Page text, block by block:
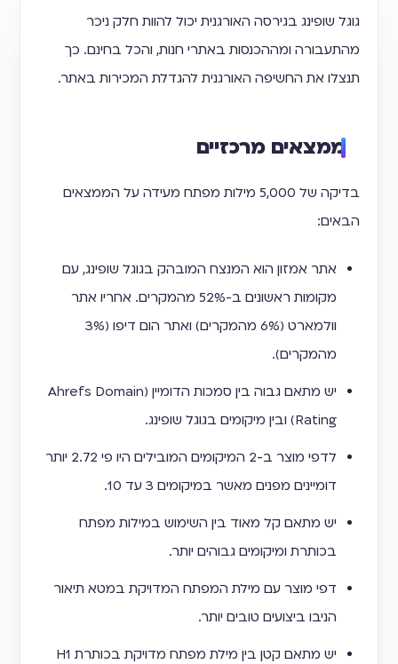
גוגל שופינג בגירסה האורגנית יכול להוות חלק ניכר
מהתעבורה ומההכנסות באתרי חנות, והכל בחינם. כך
תנצלו את החשיפה האורגנית להגדלת המכירות באתר.
ממצאים מרכזיים
בדיקה של 5,000 מילות מפתח מעידה על הממצאים
הבאים:
אתר אמזון הוא המנצח המובהק בגוגל שופינג, עם
מקומות ראשונים ב-52% מהמקרים. אחריו אתר
וולמארט (6% מהמקרים) ואתר הום דיפו (3%
מהמקרים).
יש מתאם גבוה בין סמכות הדומיין (Ahrefs Domain
Rating) ובין מיקומים בגוגל שופינג.
לדפי מוצר ב-2 המיקומים המובילים היו פי 2.72 יותר
דומיינים מפנים מאשר במיקומים 3 עד 10.
יש מתאם קל מאוד בין השימוש במילות מפתח
בכותרת ומיקומים גבוהים יותר.
דפי מוצר עם מילת המפתח המדויקת במטא תיאור
הניבו ביצועים טובים יותר.
יש מתאם קטן בין מילת מפתח מדויקת בכותרת H1